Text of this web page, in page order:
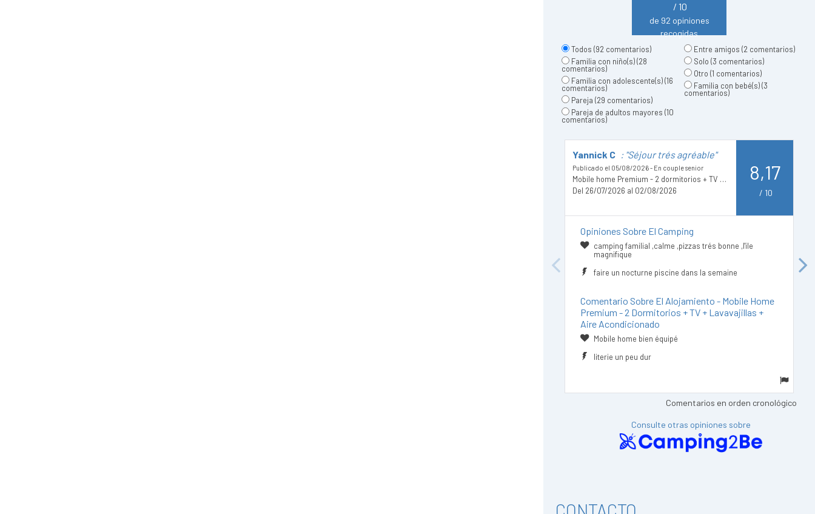
/ 10
de 92 opiniones
recogidas
Todos (92 comentarios)
Familia con niño(s)(28
comentarios)
Familia con adolescente(s)(16
comentarios)
Pareja (29 comentarios)
Pareja de adultos mayores (10
comentarios)
Entre amigos (2 comentarios)
Solo (3 comentarios)
Otro (1 comentarios)
Familia con bebé(s)(3
comentarios)
Previous
Yannick C : "Séjour trés agréable"
Publicado el 05/08/2026 - En couple senior
Mobile home Premium - 2 dormitorios + TV + Lavavajillas + Aire acondicionado
Del 26/07/2026 al 02/08/2026
8,17
/ 10
Opiniones Sobre El Camping
camping familial ,calme ,pizzas trés bonne ,l'ile
magnifique
faire un nocturne piscine dans la semaine
Comentario Sobre El Alojamiento - Mobile Home
Premium - 2 Dormitorios + TV + Lavavajillas +
Aire Acondicionado
Mobile home bien équipé
literie un peu dur
Next
Comentarios en orden cronológico
Consulte otras opiniones sobre